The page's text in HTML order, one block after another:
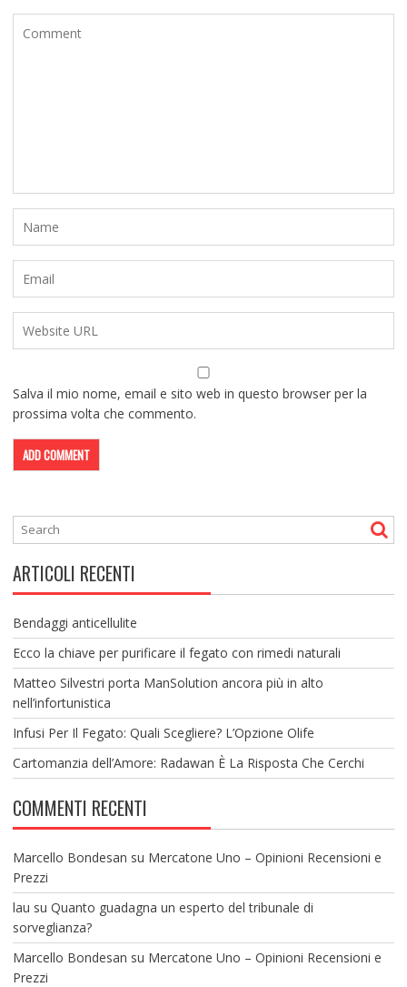
Salva il mio nome, email e sito web in questo browser per la
prossima volta che commento.
ARTICOLI RECENTI
Bendaggi anticellulite
Ecco la chiave per purificare il fegato con rimedi naturali
Matteo Silvestri porta ManSolution ancora più in alto
nell’infortunistica
Infusi Per Il Fegato: Quali Scegliere? L’Opzione Olife
Cartomanzia dell’Amore: Radawan È La Risposta Che Cerchi
COMMENTI RECENTI
Marcello Bondesan su Mercatone Uno – Opinioni Recensioni e
Prezzi
lau su Quanto guadagna un esperto del tribunale di
sorveglianza?
Marcello Bondesan su Mercatone Uno – Opinioni Recensioni e
Prezzi